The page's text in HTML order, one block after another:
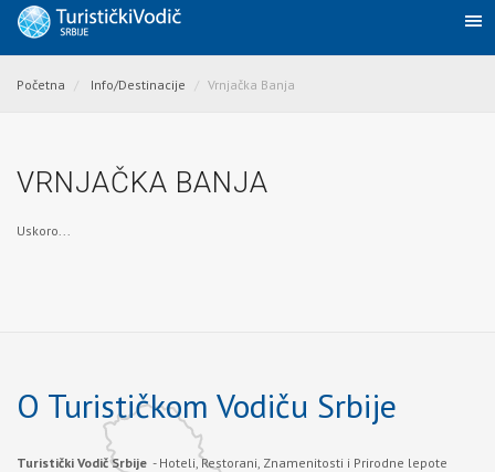
Početna Info/Destinacije Vrnjačka Banja
VRNJAČKA BANJA
Uskoro...
O Turističkom Vodiču Srbije
Turistički Vodič Srbije - Hoteli, Restorani, Znamenitosti i Prirodne lepote